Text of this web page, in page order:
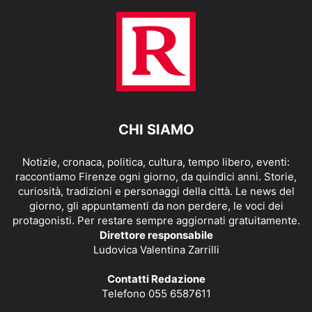
CHI SIAMO
Notizie, cronaca, politica, cultura, tempo libero, eventi:
raccontiamo Firenze ogni giorno, da quindici anni. Storie,
curiosità, tradizioni e personaggi della città. Le news del
giorno, gli appuntamenti da non perdere, le voci dei
protagonisti. Per restare sempre aggiornati gratuitamente.
Direttore responsabile
Ludovica Valentina Zarrilli
Contatti Redazione
Telefono 055 6587611